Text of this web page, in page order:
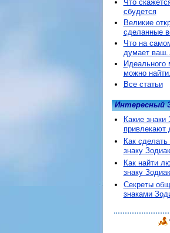
Что
сбудется
Великие
сделанные
Что на
думает
Идеального
можно
Все статьи
Интересный
Какие знаки
привлекают
Как сделать
знаку
Как найти
знаку
Секреты
знаками